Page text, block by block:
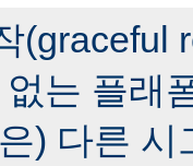
(graceful
는 플래
) 다른 시